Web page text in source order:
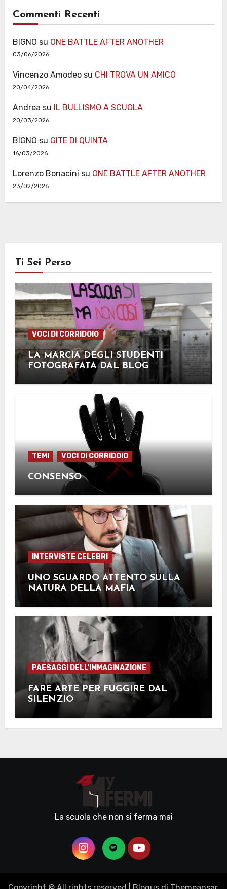
Commenti Recenti
BIGNO su ONE BATTLE AFTER ANOTHER
03/06/2026
Vincenzo Amodeosu CHI TROVA UN AMICO
20/04/2026
Andrea su IL BULLISMO A SCUOLA
20/03/2026
BIGNO su GITE DI QUINTA
16/03/2026
Lorenzo Bonacini su ONE BATTLE AFTER ANOTHER
23/02/2026
Ti Sei Perso
VOCI DI CORRIDOIO
LA MARCIA DEGLI STUDENTI
FOTOGRAFATA DAL BLOG
TEMI VOCI DI CORRIDOIO
CONSENSO
INTERVISTE CELEBRI
UNO SGUARDO ATTENTO SULLA
NATURA DELLA MAFIA
PAESAGGI DELL'IMMAGINAZIONE
FARE ARTE PER FUGGIRE DAL
SILENZIO
La scuola che non si ferma mai